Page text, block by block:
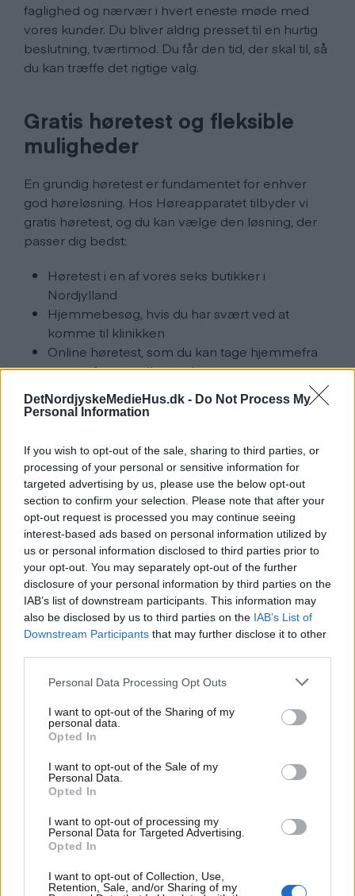
DetNordjyskeMedieHus.dk - Do Not Process My
Personal Information
If you wish to opt-out of the sale, sharing to third parties, or
processing of your personal or sensitive information for
targeted advertising by us, please use the below opt-out
section to confirm your selection. Please note that after your
opt-out request is processed you may continue seeing
interest-based ads based on personal information utilized by
us or personal information disclosed to third parties prior to
your opt-out. You may separately opt-out of the further
disclosure of your personal information by third parties on the
IAB’s list of downstream participants. This information may
also be disclosed by us to third parties on the IAB’s List of
Downstream Participants that may further disclose it to other
Personal Data Processing Opt Outs
I want to opt-out of the Sharing of my
personal data.
Opted In
I want to opt-out of the Sale of my
Personal Data.
Opted In
I want to opt-out of processing my
Personal Data for Targeted Advertising.
Opted In
I want to opt-out of Collection, Use,
Retention, Sale, and/or Sharing of my
faglighed og nærvær i hvert eneste møde med
vores kunder. Du bliver aldrig presset til en hurtig
beslutning, tværtimod. Du får den tid, der skal til, så
du kan træffe det rigtige valg.
Gratis høretest og fleksible
muligheder
En grundig høretest er fundamentet for enhver
god høreløsning. Hos Høreapparatet tilbyder vi
gratis høretest, og du kan vælge den løsning, der
passer dig bedst:
Høretest i en af vores seks butikker i
Nordjylland
Hjemmebesøg, hvis du har svært ved at
komme til klinikken
Online høretest, som du kan tage hjemmefra
som et første pejlemærke
Uanset hvilken løsning du vælger, får du en faglig
der er det rigtige næste skridt for dig. Det er helt
uforpligtende, og du bestemmer selv tempoet i
forløbet.
Stort udvalg af
kvalitetsmærker
Som multibrand-butik er vi ikke bundet til ét
bestemt mærke, og det giver os frihed til at finde
det høreapparat, der reelt passer bedst til dig. Vi
forhandler markedets førende producenter,
vores fagfolk holder sig løbende opdateret på den
nyeste teknologi. Det betyder, at vi kan vejlede dig
på et oplyst grundlag, så valget af høreapparat
beslutning baseret på din livsstil, dit budget og dine
konkrete høreudfordringer.
Tryghed gennem hele forløbet
Vi ved, at et høreapparat både er en økonomisk og